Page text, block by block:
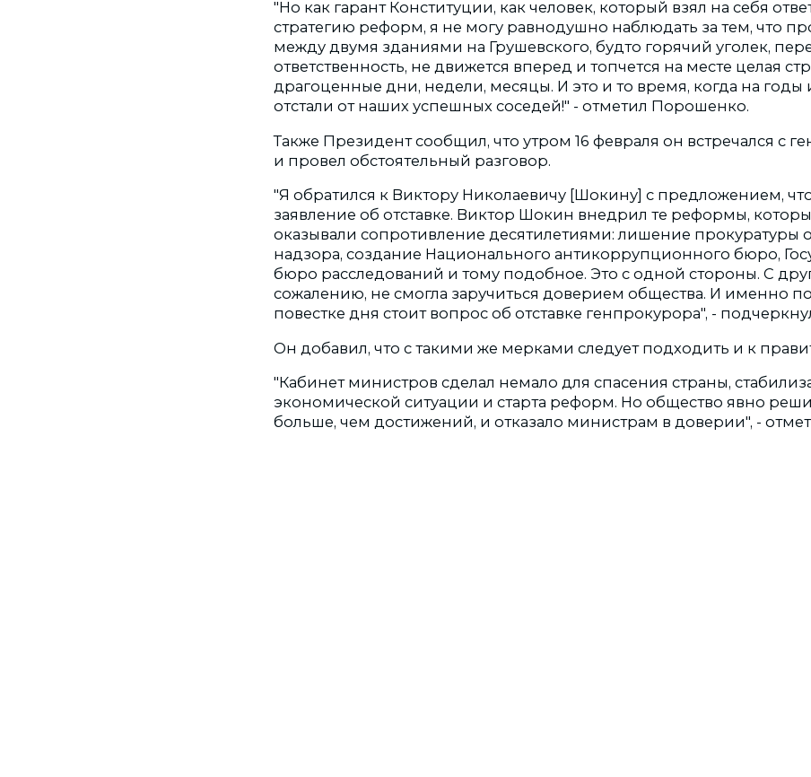
"Но как гарант Конституции, как человек, который взял на себя
стратегию реформ, я не могу равнодушно наблюдать за тем, что
между двумя зданиями на Грушевского, будто горячий уголек,
ответственность, не движется вперед и топчется на месте целая
драгоценные дни, недели, месяцы. И это и то время, когда на годы
отстали от наших успешных соседей!" - отметил Порошенко.
Также Президент сообщил, что утром 16 февраля он встречался с
и провел обстоятельный разговор.
"Я обратился к Виктору Николаевичу [Шокину] с предложением,
заявление об отставке. Виктор Шокин внедрил те реформы,
оказывали сопротивление десятилетиями: лишение прокуратуры
надзора, создание Национального антикоррупционного бюро,
бюро расследований и тому подобное. Это с одной стороны. С
сожалению, не смогла заручиться доверием общества. И именно
повестке дня стоит вопрос об отставке генпрокурора", -
Он добавил, что с такими же мерками следует подходить и к
"Кабинет министров сделал немало для спасения страны,
экономической ситуации и старта реформ. Но общество явно
больше, чем достижений, и отказало министрам в доверии", -